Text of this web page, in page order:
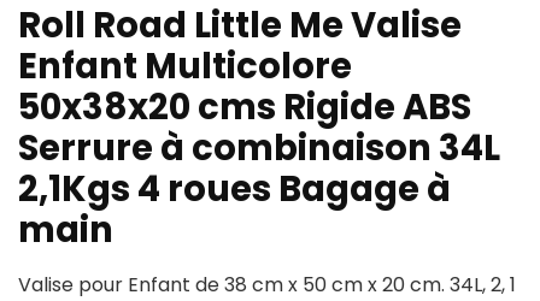
Roll Road Little Me Valise
Enfant Multicolore
50x38x20 cms Rigide ABS
Serrure à combinaison 34L
2,1Kgs 4 roues Bagage à
main
Valise pour Enfant de 38 cm x 50 cm x 20 cm. 34L, 2, 1